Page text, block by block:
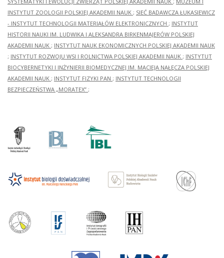
INSTYTUT ZOOLOGII POLSKIEJ AKADEMII NAUK ; SIEĆ BADAWCZA ŁUKASIEWICZ
- INSTYTUT TECHNOLOGII MATERIAŁÓW ELEKTRONICZNYCH ; INSTYTUT
HISTORII NAUKI IM. LUDWIKA I ALEKSANDRA BIRKENMAJERÓW POLSKIEJ
AKADEMII NAUK ; INSTYTUT NAUK EKONOMICZNYCH POLSKIEJ AKADEMII NAUK
; INSTYTUT ROZWOJU WSI I ROLNICTWA POLSKIEJ AKADEMII NAUK ; INSTYTUT
BIOCYBERNETYKI I INŻYNIERII BIOMEDYCZNEJ IM. MACIEJA NAŁĘCZA POLSKIEJ
AKADEMII NAUK ; INSTYTUT FIZYKI PAN ; INSTYTUT TECHNOLOGII
BEZPIECZEŃSTWA „MORATEX” ;